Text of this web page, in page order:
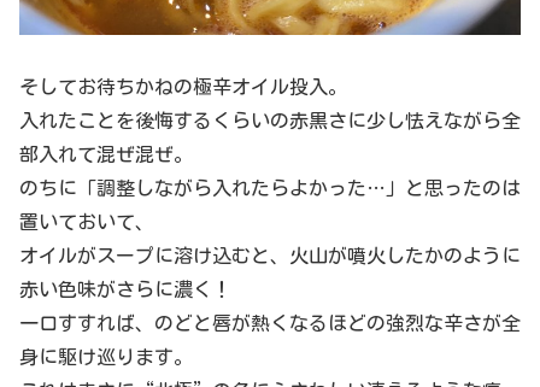
そしてお待ちかねの極辛オイル投入。
入れたことを後悔するくらいの赤黒さに少し怯えながら全
部入れて混ぜ混ぜ。
のちに「調整しながら入れたらよかった…」と思ったのは
置いておいて、
オイルがスープに溶け込むと、火山が噴火したかのように
赤い色味がさらに濃く！
一口すすれば、のどと唇が熱くなるほどの強烈な辛さが全
身に駆け巡ります。